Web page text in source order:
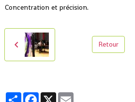
Concentration et précision.
Retour
PartagerFacebook
X